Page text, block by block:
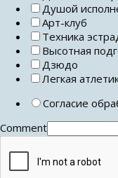
Душой
Арт-клуб
Техника
Высотная
Дзюдо
Легкая
Согласие
Comment